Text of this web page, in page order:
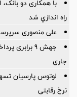
با همکاری دو
راه اندازي شد
علی منصوری
جهش 9
جاری
لوتوس پارسیان
نرخ رقابتی